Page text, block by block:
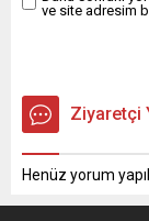
ve site adresim
Ziyaretçi
Henüz yorum